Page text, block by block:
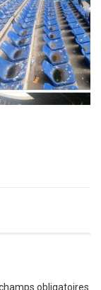
champs obligatoires